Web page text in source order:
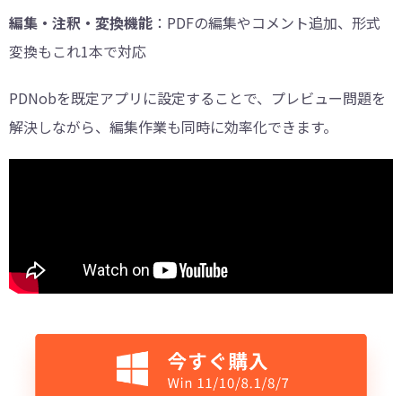
編集・注釈・変換機能 ：PDFの編集やコメント追加、形式
変換もこれ1本で対応
PDNobを既定アプリに設定することで、プレビュー問題を
解決しながら、編集作業も同時に効率化できます。